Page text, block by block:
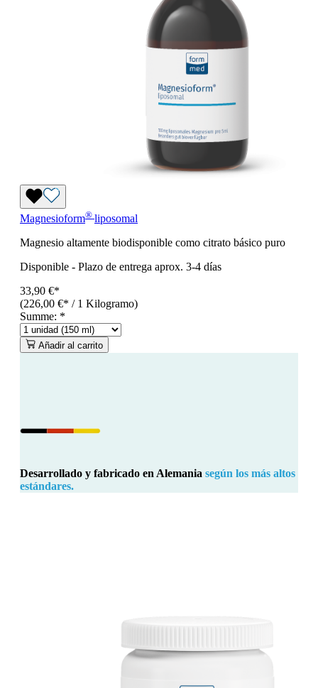
Magnesioform® liposomal
Magnesio altamente biodisponible como citrato básico puro
Disponible - Plazo de entrega aprox. 3-4 días
33,90 €*
(226,00 €* / 1 Kilogramo)
Summe: *
Añadir al carrito
Desarrollado y fabricado en Alemania según los más altos
estándares.